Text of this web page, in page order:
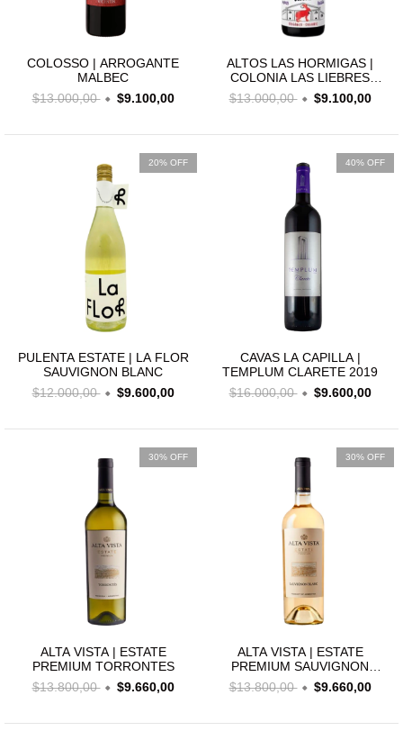
COLOSSO | ARROGANTE
MALBEC
$13.000,00
$9.100,00
ALTOS LAS HORMIGAS |
COLONIA LAS LIEBRES
BONARDA
$13.000,00 $9.100,00
20% OFF
PULENTA ESTATE | LA FLOR
SAUVIGNON BLANC
$12.000,00
$9.600,00
40% OFF
CAVAS LA CAPILLA |
TEMPLUM CLARETE 2019
$16.000,00
$9.600,00
30% OFF
ALTA VISTA | ESTATE
PREMIUM TORRONTES
$13.800,00
$9.660,00
30% OFF
ALTA VISTA | ESTATE
PREMIUM SAUVIGNON
BLANC
$13.800,00 $9.660,00